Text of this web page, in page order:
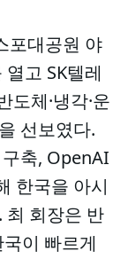
포대공원 야
열고 SK텔레
도체·냉각·운
선보였다.
축, OpenAI
한국을 아시
최 회장은 반
이 빠르게